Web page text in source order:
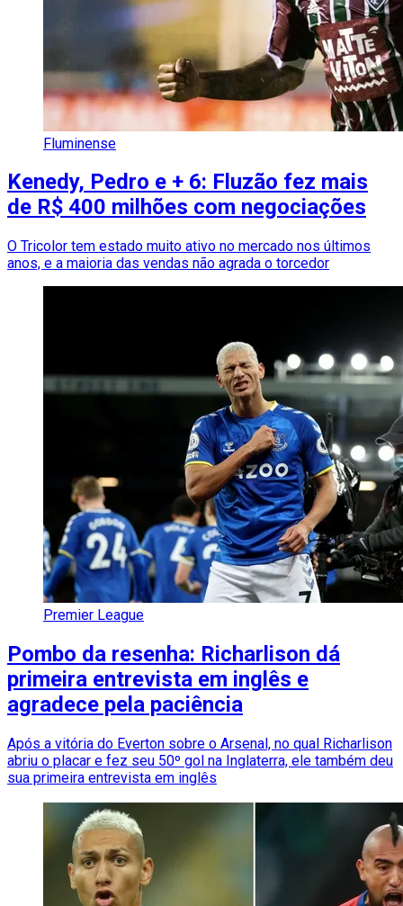
Fluminense
Kenedy, Pedro e + 6: Fluzão fez mais
de R$ 400 milhões com negociações
O Tricolor tem estado muito ativo no mercado nos últimos
anos, e a maioria das vendas não agrada o torcedor
Premier League
Pombo da resenha: Richarlison dá
primeira entrevista em inglês e
agradece pela paciência
Após a vitória do Everton sobre o Arsenal, no qual Richarlison
abriu o placar e fez seu 50º gol na Inglaterra, ele também deu
sua primeira entrevista em inglês